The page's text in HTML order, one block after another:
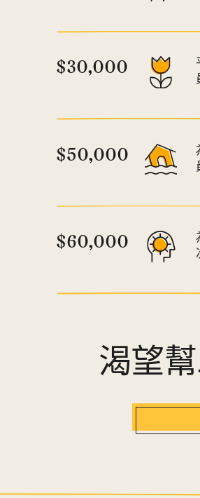
$30,000
$50,000
$60,000
渴望